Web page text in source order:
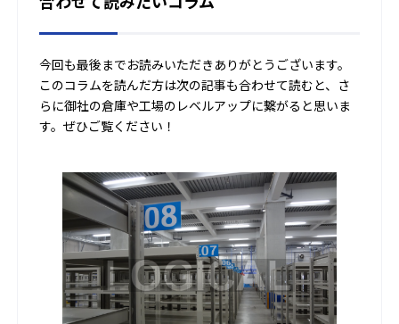
今回も最後までお読みいただきありがとうございます。
このコラムを読んだ方は次の記事も合わせて読むと、さ
らに御社の倉庫や工場のレベルアップに繋がると思いま
す。ぜひご覧ください！